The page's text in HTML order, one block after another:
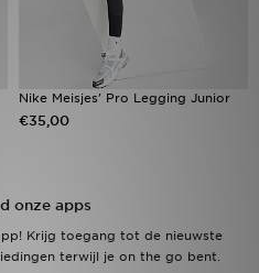
Nike Meisjes' Pro Legging Junior
€35,00
onze apps
Krijg toegang tot de nieuwste
terwijl je on the go bent.